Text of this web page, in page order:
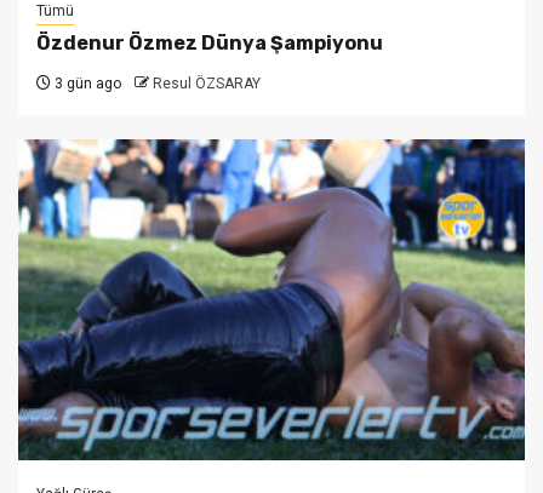
Tümü
Özdenur Özmez Dünya Şampiyonu
3 gün ago Resul ÖZSARAY